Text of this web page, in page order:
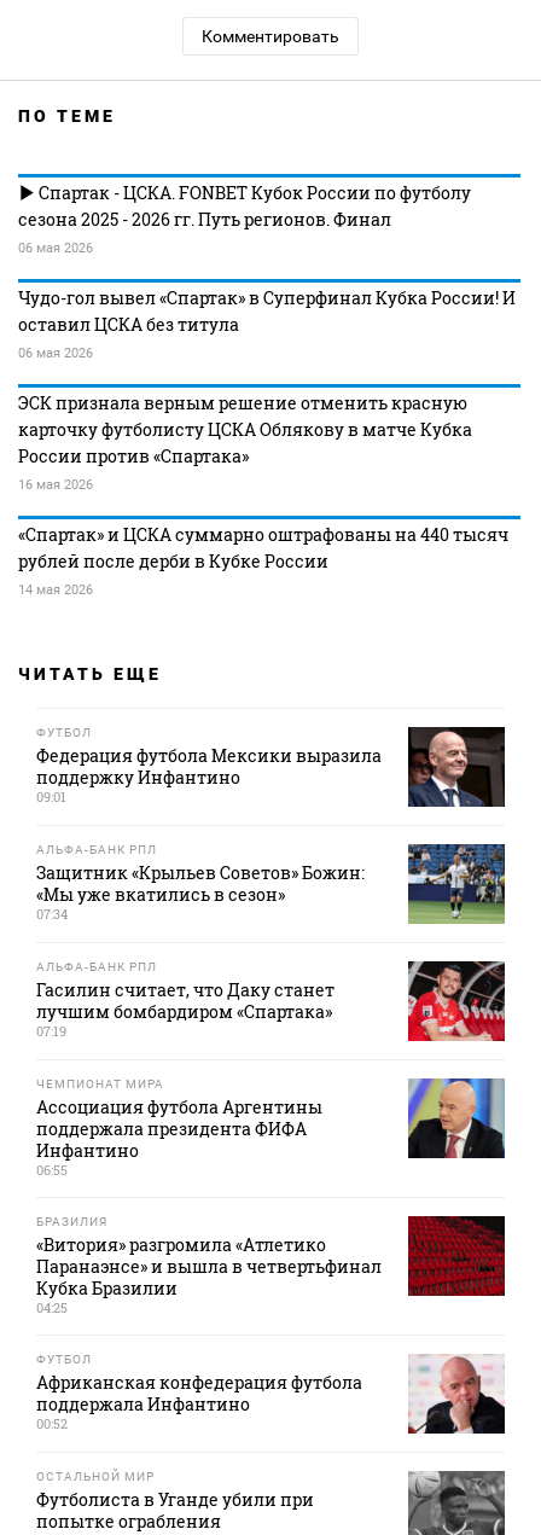
Комментировать
ПО ТЕМЕ
Спартак - ЦСКА. FONBET Кубок России по футболу
сезона 2025 - 2026 гг. Путь регионов. Финал
06 мая 2026
Чудо-гол вывел «Спартак» в Суперфинал Кубка России! И
оставил ЦСКА без титула
06 мая 2026
ЭСК признала верным решение отменить красную
карточку футболисту ЦСКА Облякову в матче Кубка
России против «Спартака»
16 мая 2026
«Спартак» и ЦСКА суммарно оштрафованы на 440 тысяч
рублей после дерби в Кубке России
14 мая 2026
ЧИТАТЬ ЕЩЕ
ФУТБОЛ
Федерация футбола Мексики выразила
поддержку Инфантино
09:01
АЛЬФА-БАНК РПЛ
Защитник «Крыльев Советов» Божин:
«Мы уже вкатились в сезон»
07:34
АЛЬФА-БАНК РПЛ
Гасилин считает, что Даку станет
лучшим бомбардиром «Спартака»
07:19
ЧЕМПИОНАТ МИРА
Ассоциация футбола Аргентины
поддержала президента ФИФА
Инфантино
06:55
БРАЗИЛИЯ
«Витория» разгромила «Атлетико
Паранаэнсе» и вышла в четвертьфинал
Кубка Бразилии
04:25
ФУТБОЛ
Африканская конфедерация футбола
поддержала Инфантино
00:52
ОСТАЛЬНОЙ МИР
Футболиста в Уганде убили при
попытке ограбления